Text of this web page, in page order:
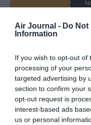
Air Journal - Do Not
Information
If you wish to opt-out of
processing of your
targeted advertising by
section to confirm your
opt-out request is
interest-based ads
us or personal
FacebookTwitter